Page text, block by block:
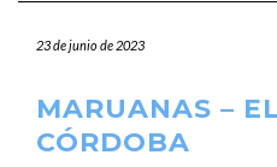
23 de junio de 2023
MARUANAS –
CÓRDOBA